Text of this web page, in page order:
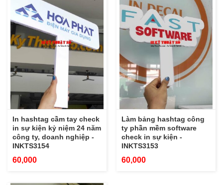
In hashtag cầm tay check
in sự kiện kỷ niệm 24 năm
công ty, doanh nghiệp -
INKTS3154
60,000
Làm bảng hashtag công
ty phần mềm software
check in sự kiện -
INKTS3153
60,000